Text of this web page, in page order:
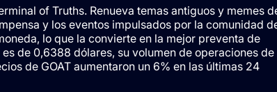
of Truths. Renueva temas antiguos y memes
y los eventos impulsados ​​por la comunidad
lo que la convierte en la mejor preventa de
de 0,6388 dólares, su volumen de operaciones de
de GOAT aumentaron un 6% en las últimas 24